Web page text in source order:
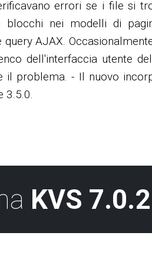
errori se i file si
blocchi nei modelli di
AJAX.
dell'interfaccia utente
il problema. - Il nuovo
3.5.0.
KVS 7.0.2